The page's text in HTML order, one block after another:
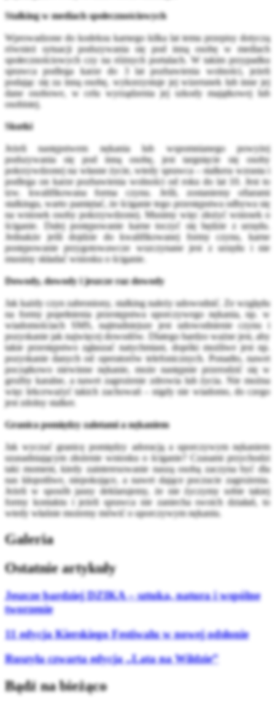
Stalking w mediach społecznościowych
Wprowadzone do kodeksu karnego kilka lat temu przepisy dotyczą
również sytuacji podszywania się pod inną osobę w mediach
społecznościowych czy na różnych portalach. W takim przypadku
sprawca podlega karze do 3 lat pozbawienia wolności, jeżeli
podając się za inną osobę, wykorzystuje jej wizerunek lub inne jej
dane osobowe, w celu wyrządzenia jej szkody majątkowej lub
osobistej.
Skutki
Jeżeli następstwem nękania lub wspomnianego powyżej
podszywania się pod inną osobę, jest targnięcie się osoby
pokrzywdzonej na własne życie, wtedy sprawca – stalkera wzrasta i
podlega on karze pozbawienia wolności od roku do lat 10. Jest to
tzw. kwalifikowana forma czynu. Jeśli, zostaniemy ofiarami
stalkingu, warto pamiętać, że ściganie tego przestępstwa odbywa się
na wniosek osoby pokrzywdzonej. Musimy więc złożyć wniosek o
ściganie. Dalej postępowanie karne toczyć się będzie z urzędu.
Jednakże jeśli dojdzie do kwalifikowanej formy czynu, karne
postępowanie przygotowawcze wszczynane jest z urzędu i nie
musimy składać wniosku o ściganie.
Dowody, dowody i jeszcze raz dowody
Jak każdy czyn zabroniony, stalking należy udowodnić. Ze względu
na formy popełnienia przestępstwa uporczywego nękania, np. w
wiadomościach SMS, najtrudniejsze jest udowodnienie czynu i
pozyskanie jak najwięcej dowodów. Dlatego bardzo ważne jest, aby
takie przestępstwo zgłaszać natychmiast, dopóki możliwe jest np.
pozyskanie danych od operatorów telefonicznych. Ponadto, nawet
początkowo niewinne nękanie, może następnie przerodzić się w
groźby karalne, a nawet zagrożenie zdrowia lub życia. Nie można
więc lekceważyć takich zachowań – nigdy nie wiadomo, do czego
jest zdolny stalker.
Granica pomiędzy zalotami a nękaniem
Jak wyczuć granicę pomiędzy adoracją a uporczywym nękaniem
uzasadniającym złożenie wniosku o ściganie? Czasami przychodzi
taki moment, kiedy zainteresowanie naszą osobą zaczyna być dla
nas kłopotliwe, niepokojące, a nawet dające poczucie zagrożenia.
Jeżeli w sposób jasny deklarujemy, że nie życzymy sobie takiej
formy kontaktu i jeżeli sprawca nie zaniecha swoich działań, to
wtedy właśnie możemy mówić o uporczywym nękaniu.
Galeria
Ostatnie artykuły
Jeszcze bardziej DZIKA – sztuka, natura i wspólne
tworzenie
11 edycja Kierskiego Festiwalu w nowej odsłonie
Ruszyła czwarta edycja „Lata na Wildzie”
Bądź na bieżąco